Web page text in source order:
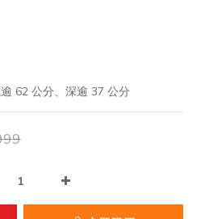
62 公分、深逾 37 公分